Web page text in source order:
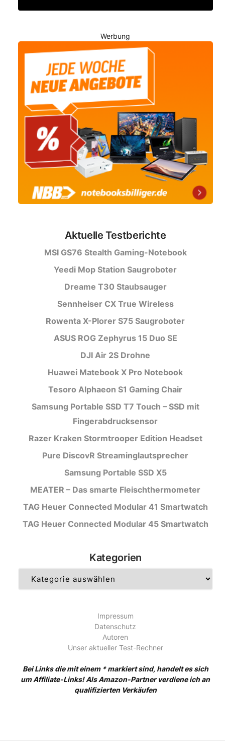
Werbung
Aktuelle Testberichte
MSI GS76 Stealth Gaming-Notebook
Yeedi Mop Station Saugroboter
Dreame T30 Staubsauger
Sennheiser CX True Wireless
Rowenta X-Plorer S75 Saugroboter
ASUS ROG Zephyrus 15 Duo SE
DJI Air 2S Drohne
Huawei Matebook X Pro Notebook
Tesoro Alphaeon S1 Gaming Chair
Samsung Portable SSD T7 Touch – SSD mit
Fingerabdrucksensor
Razer Kraken Stormtrooper Edition Headset
Pure DiscovR Streaminglautsprecher
Samsung Portable SSD X5
MEATER – Das smarte Fleischthermometer
TAG Heuer Connected Modular 41 Smartwatch
TAG Heuer Connected Modular 45 Smartwatch
Kategorien
Impressum
Datenschutz
Autoren
Unser aktueller Test-Rechner
Bei Links die mit einem * markiert sind, handelt es sich
um Affiliate-Links! Als Amazon-Partner verdiene ich an
qualifizierten Verkäufen